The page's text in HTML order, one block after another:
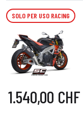
SOLO PER USO RACING
1.540,00 CHF